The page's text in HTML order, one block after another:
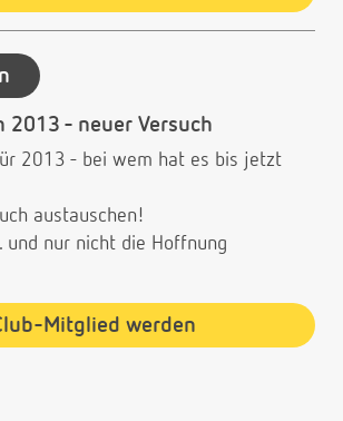
2013 - neuer Versuch
2013 - bei wem hat es bis jetzt
austauschen!
und nur nicht die Hoffnung
Mitglied werden